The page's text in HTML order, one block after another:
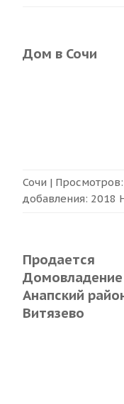
Дом в Сочи
Сочи |
добавления: 2018
Продается
Домовладение
Анапский
Витязево